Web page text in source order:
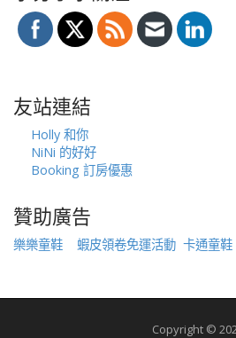
友站連結
Holly 和你
NiNi 的好好
Booking 訂房優惠
贊助廣告
樂樂童鞋 蝦皮領卷免運活動 卡通童鞋
Copyright ©